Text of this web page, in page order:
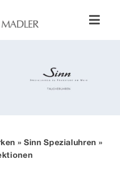
»Sinn Spezialuhren »